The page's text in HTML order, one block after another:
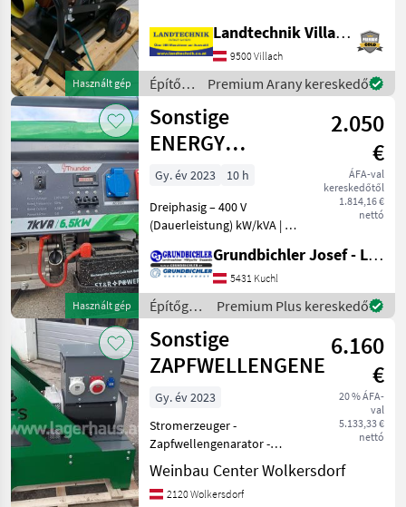
Használt gép
alacsony fordulatszámú 1
500 ford./perc, AVR-
szabályozással, súly: 410
kg, masszív
Landtechnik Villach GmbH
9500 Villach
Építőgépek
/
Sonstige
Premium Arany kereskedő
Használt gép
Sonstige
ENERGY
Thunder
T7000TE
2.050
€
ÁFA-val
kereskedőtől
1.814,16 €
nettó
Gy. év 2023
10 h
Dreiphasig – 400 V
(Dauerleistung) kW/kVA | 5,
Spannung Volt | 230 V / 400
V Frequenz Hz | 50 Motor
Hersteller | Energy
Kraftstoff | Benzin
Grundbichler Josef - Landmaschinen
5431 Kuchl
Építőgépek
/
Sonstige
Premium Plus kereskedő
Sonstige
ZAPFWELLENGENERATOR
6.160
€
20 % ÁFA-
val
5.133,33 €
nettó
Gy. év 2023
Stromerzeuger -
Zapfwellengenarator -
Strom - Traktor - leistung
27, 5 Kva - erfolrderliche PS:
50PS Preis ist exkl.
Weinbau Center Wolkersdorf
2120 Wolkersdorf